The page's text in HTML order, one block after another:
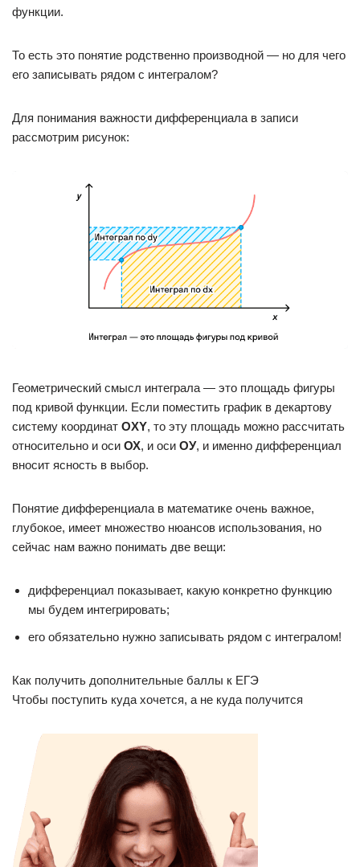
функции.
То есть это понятие родственно производной — но для чего
его записывать рядом с интегралом?
Для понимания важности дифференциала в записи
рассмотрим рисунок:
Геометрический смысл интеграла — это площадь фигуры
под кривой функции. Если поместить график в декартову
систему координат OХY, то эту площадь можно рассчитать
относительно и оси ОХ, и оси ОУ, и именно дифференциал
вносит ясность в выбор.
Понятие дифференциала в математике очень важное,
глубокое, имеет множество нюансов использования, но
сейчас нам важно понимать две вещи:
дифференциал показывает, какую конкретно функцию
мы будем интегрировать;
его обязательно нужно записывать рядом с интегралом!
Как получить дополнительные баллы к ЕГЭ
Чтобы поступить куда хочется, а не куда получится